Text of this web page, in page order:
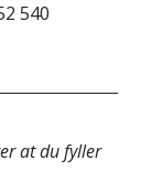
540
at du fyller